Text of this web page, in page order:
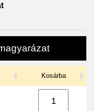
Kosárba